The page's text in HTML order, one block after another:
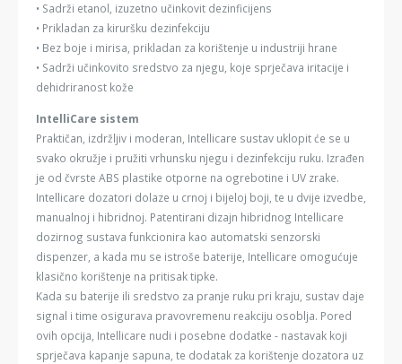
• Sadrži etanol, izuzetno učinkovit dezinficijens
• Prikladan za kiruršku dezinfekciju
• Bez boje i mirisa, prikladan za korištenje u industriji hrane
• Sadrži učinkovito sredstvo za njegu, koje sprječava iritacije i
dehidriranost kože
IntelliCare sistem
Praktičan, izdržljiv i moderan, Intellicare sustav uklopit će se u
svako okružje i pružiti vrhunsku njegu i dezinfekciju ruku. Izrađen
je od čvrste ABS plastike otporne na ogrebotine i UV zrake.
Intellicare dozatori dolaze u crnoj i bijeloj boji, te u dvije izvedbe,
manualnoj i hibridnoj. Patentirani dizajn hibridnog Intellicare
dozirnog sustava funkcionira kao automatski senzorski
dispenzer, a kada mu se istroše baterije, Intellicare omogućuje
klasično korištenje na pritisak tipke.
Kada su baterije ili sredstvo za pranje ruku pri kraju, sustav daje
signal i time osigurava pravovremenu reakciju osoblja. Pored
ovih opcija, Intellicare nudi i posebne dodatke - nastavak koji
sprječava kapanje sapuna, te dodatak za korištenje dozatora uz